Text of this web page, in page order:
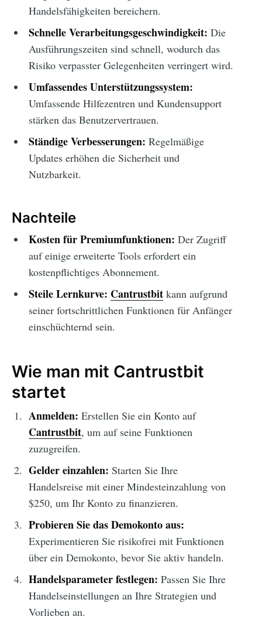
Handelsfähigkeiten bereichern.
Schnelle Verarbeitungsgeschwindigkeit: Die
Ausführungszeiten sind schnell, wodurch das
Risiko verpasster Gelegenheiten verringert wird.
Umfassendes Unterstützungssystem:
Umfassende Hilfezentren und Kundensupport
stärken das Benutzervertrauen.
Ständige Verbesserungen: Regelmäßige
Updates erhöhen die Sicherheit und
Nutzbarkeit.
Nachteile
Kosten für Premiumfunktionen: Der Zugriff
auf einige erweiterte Tools erfordert ein
kostenpflichtiges Abonnement.
Steile Lernkurve: Cantrustbitkann aufgrund
seiner fortschrittlichen Funktionen für Anfänger
einschüchternd sein.
Wie man mit Cantrustbit
startet
Anmelden: Erstellen Sie ein Konto auf
Cantrustbit, um auf seine Funktionen
zuzugreifen.
Gelder einzahlen: Starten Sie Ihre
Handelsreise mit einer Mindesteinzahlung von
$250, um Ihr Konto zu finanzieren.
Probieren Sie das Demokonto aus:
Experimentieren Sie risikofrei mit Funktionen
über ein Demokonto, bevor Sie aktiv handeln.
Handelsparameter festlegen: Passen Sie Ihre
Handelseinstellungen an Ihre Strategien und
Vorlieben an.